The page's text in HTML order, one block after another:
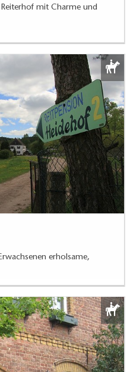
mit Charme und
erholsame,